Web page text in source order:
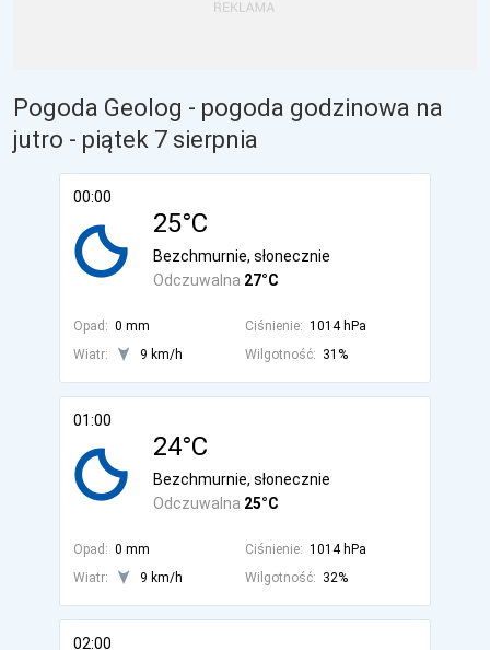
Pogoda Geolog - pogoda godzinowa na
jutro - piątek 7 sierpnia
00:00
25°C
Odczuwalna 27°C
Bezchmurnie, słonecznie
Opad: 0 mm Ciśnienie: 1014 hPa
Wiatr:
9 km/h Wilgotność: 31%
01:00
24°C
Odczuwalna 25°C
Bezchmurnie, słonecznie
Opad: 0 mm Ciśnienie: 1014 hPa
Wiatr:
9 km/h Wilgotność: 32%
02:00